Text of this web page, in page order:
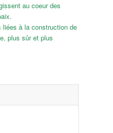
au coeur des
liées à la construction de
plus sûr et plus